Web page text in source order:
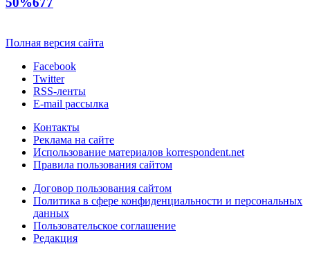
Полная версия сайта
Facebook
Twitter
RSS-ленты
E-mail рассылка
Контакты
Реклама на сайте
Использование материалов korrespondent.net
Правила пользования сайтом
Договор пользования сайтом
Политика в сфере конфиденциальности и персональных
данных
Пользовательское соглашение
Редакция